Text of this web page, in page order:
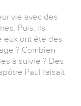
vie avec des
Puis, ils
eux ont été des
? Combien
à suivre ? Des
Paul faisait